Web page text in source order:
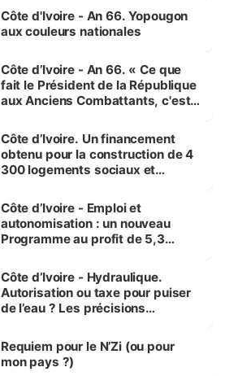
l'Etat de droit pour préserver les
vies humaines »
Côte d'Ivoire - An 66. Yopougon
aux couleurs nationales
Côte d’Ivoire - An 66. « Ce que
fait le Président de la République
aux Anciens Combattants, c'est
Côte d’Ivoire. Un financement
obtenu pour la construction de 4
300 logements sociaux et
et Yamoussoukro
Côte d’Ivoire - Emploi et
autonomisation : un nouveau
Programme au profit de 5,3
Côte d’Ivoire - Hydraulique.
Autorisation ou taxe pour puiser
de l’eau ? Les précisions
Requiem pour le N’Zi (ou pour
mon pays ?)